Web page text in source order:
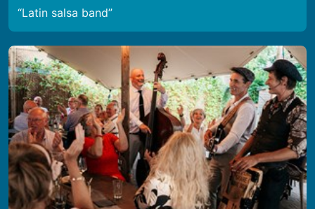
Latin salsa band